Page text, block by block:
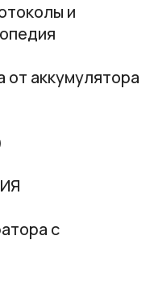
и
от аккумулятора
с